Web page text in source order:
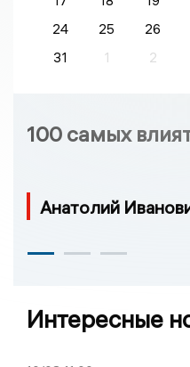
24
25 26
31
1 2
100 самых
Анатолий
Интересные